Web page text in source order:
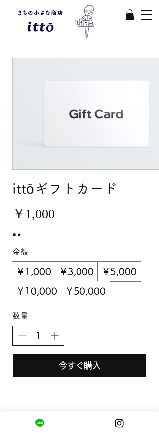
ittōギフトカード
￥1,000
金額
￥1,000 ￥3,000 ￥5,000
￥10,000 ￥50,000
数量
今すぐ購入